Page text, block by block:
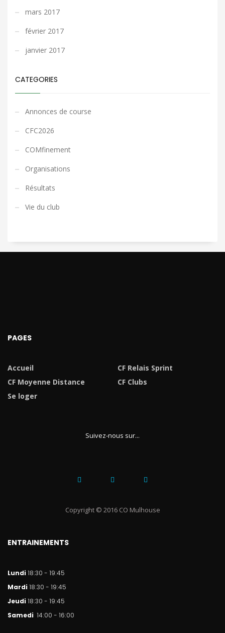
mars 2017
février 2017
janvier 2017
CATEGORIES
Annonces de course
CFC2026
COMfinement
Organisations
Résultats
Vie du club
PAGES
Accueil
CF Relais Sprint
CF Moyenne Distance
CF Clubs
Se loger
Suivez-nous sur...
Copyright © 2016 CO Mulhouse
ENTRAINEMENTS
Lundi 18:30 - 19:45
Mardi 18:30 - 19:45
Jeudi 18:30 - 19:45
Samedi 14:00 - 16:00